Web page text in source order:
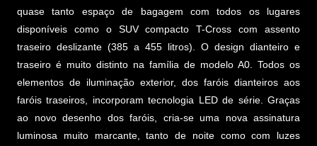
quase tanto espaço de bagagem com todos os lugares
disponíveis como o SUV compacto T-Cross com assento
traseiro deslizante (385 a 455 litros). O design dianteiro e
traseiro é muito distinto na família de modelo A0. Todos os
elementos de iluminação exterior, dos faróis dianteiros aos
faróis traseiros, incorporam tecnologia LED de série. Graças
ao novo desenho dos faróis, cria-se uma nova assinatura
luminosa muito marcante, tanto de noite como com luzes